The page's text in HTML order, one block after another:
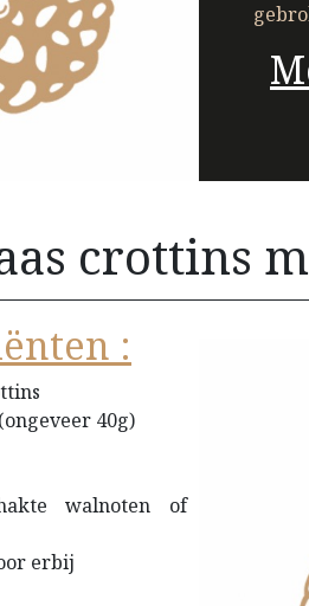
crottins
:
(ongeveer 40g)
walnoten of
erbij